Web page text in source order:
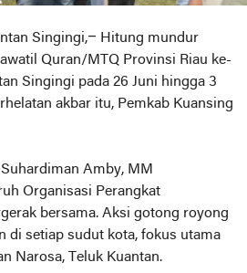
Singingi,– Hitung mundur
Quran/MTQ Provinsi Riau ke-
Singingi pada 26 Juni hingga 3
akbar itu, Pemkab Kuansing
Amby, MM
Organisasi Perangkat
bersama. Aksi gotong royong
di setiap sudut kota, fokus utama
Narosa, Teluk Kuantan.